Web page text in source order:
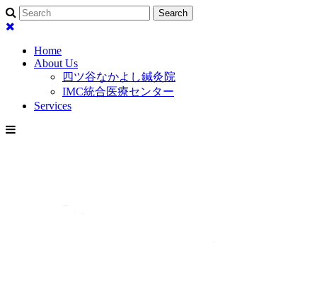
Home
About Us
四ツ谷なかよし鍼灸院
IMC統合医療センター
Services